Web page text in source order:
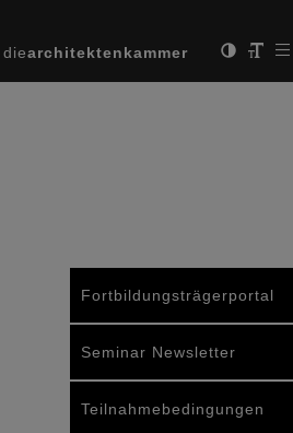
diearchitektenkammer
Fortbildungsträgerportal
Seminar Newsletter
Teilnahmebedingungen